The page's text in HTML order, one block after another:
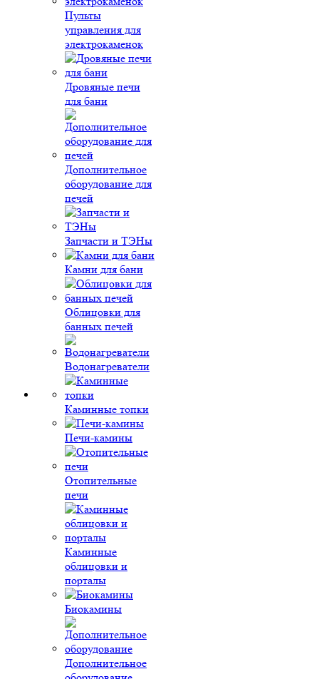
Пульты
управления для
электрокаменок
Дровяные печи
для бани
Дополнительное
оборудование для
печей
Запчасти и ТЭНы
Камни для бани
Облицовки для
банных печей
Водонагреватели
Каминные топки
Печи-камины
Отопительные
печи
Каминные
облицовки и
порталы
Биокамины
Дополнительное